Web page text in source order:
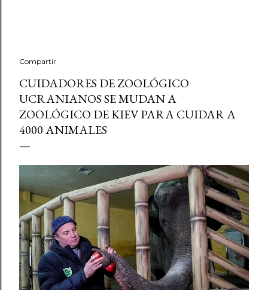
Compartir
CUIDADORES DE ZOOLÓGICO
UCRANIANOS SE MUDAN A
ZOOLÓGICO DE KIEV PARA CUIDAR A
4000 ANIMALES